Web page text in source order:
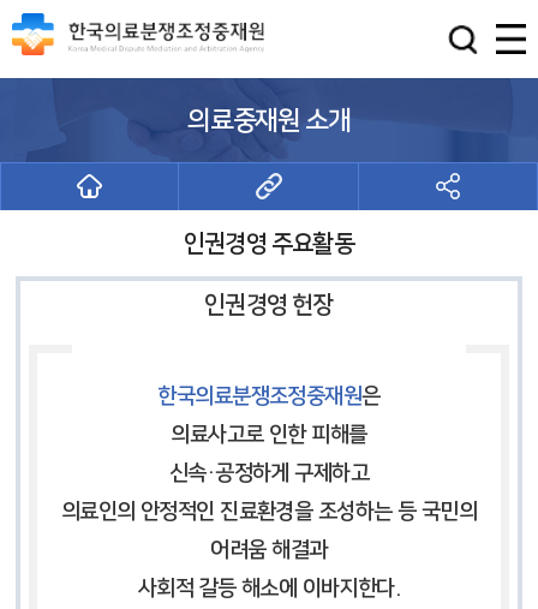
의료중재원 소개
인권경영 주요활동
인권경영 헌장
한국의료분쟁조정중재원은
의료사고로 인한 피해를
신속·공정하게 구제하고
의료인의 안정적인 진료환경을 조성하는 등 국민의
어려움 해결과
사회적 갈등 해소에 이바지한다.